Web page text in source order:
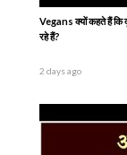
Vegans क्यों कहते हैं
रहे हैं?
2 days ago